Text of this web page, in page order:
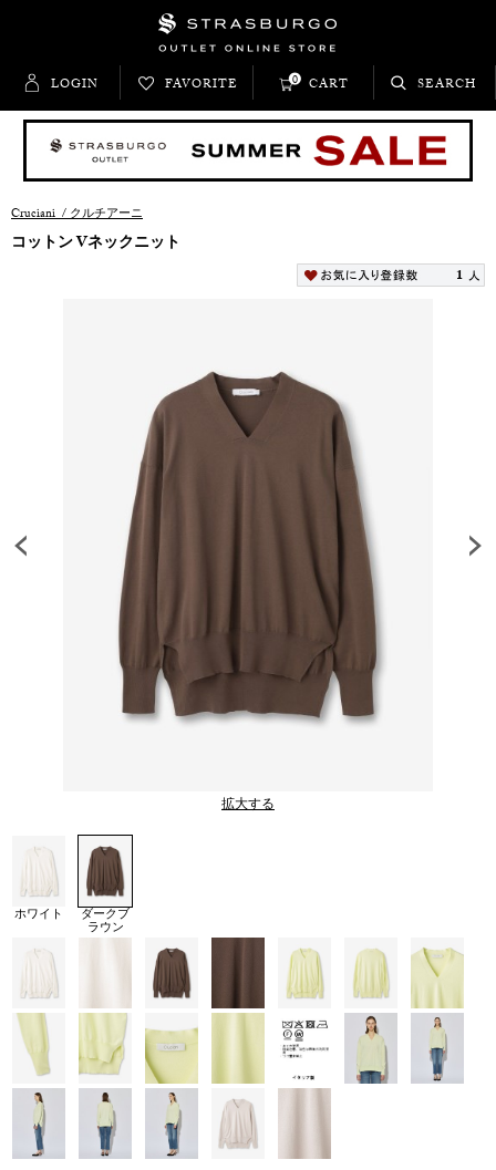
LOGIN FAVORITE CART
0 SEARCH
Cruciani/クルチアーニ
コットン Vネックニット
1
拡大する
ホワイト ダークブ
ラウン